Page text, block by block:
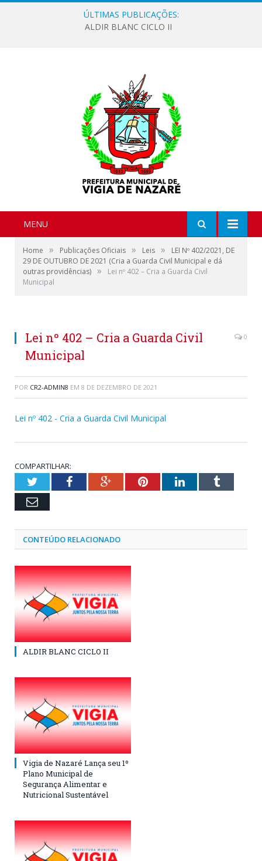
ÚLTIMAS PUBLICAÇÕES:
ALDIR BLANC CICLO II
MENU
Home » Publicações Oficiais » Leis »
LEI Nº 402/2021, DE
29 DE OUTUBRO DE 2021 (Cria a Guarda Civil Municipal e dá
outras providências) »
Lei nº 402 – Cria a Guarda Civil
Municipal
Lei nº 402 – Cria a Guarda Civil
Municipal
0
POR CR2-ADMIN8 EM 8 DE DEZEMBRO DE 2021
Lei nº 402 - Cria a Guarda Civil Municipal
COMPARTILHAR:
TwitterFacebookGoogle+PinterestLinkedInTumblr
Email
CONTEÚDO RELACIONADO
ALDIR BLANC CICLO II
Vigia de Nazaré Lança seu 1º
Plano Municipal de
Segurança Alimentar e
Nutricional Sustentável